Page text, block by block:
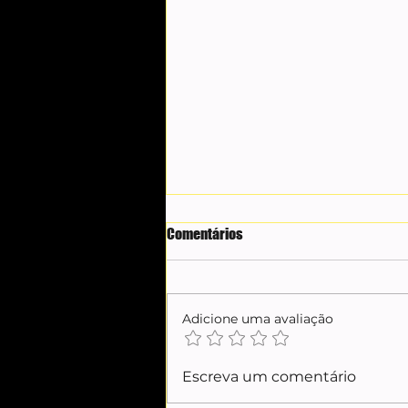
Casos Master e INSS:
Comentários
Adicione uma avaliação
Escreva um comentário